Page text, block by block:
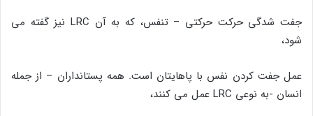
جفت شدگی حرکت حرکتی – تنفس، که به آن LRC نیز گفته می
شود،
عمل جفت کردن نفس با پاهایتان است. همه پستانداران – از جمله
انسان -به نوعی LRC عمل می کنند،